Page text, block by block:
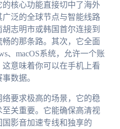
核心功能直接切中了海外
泛的全球节点与智能线路
志明市或韩国首尔连接到
的那条路。其次，它全面
、macOS系统，允许一个账
意味着你可以在手机上看
数据。
要求极高的场景，它的稳
关重要。它能确保高清视
影音加速专线和独享的